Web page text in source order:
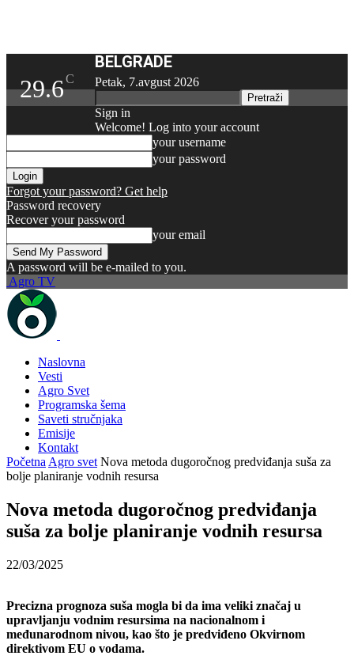
29.6C
BELGRADE
Petak, 7.avgust 2026
Sign in
Welcome! Log into your account
your username
your password
Forgot your password? Get help
Password recovery
Recover your password
your email
A password will be e-mailed to you.
Agro TV
Naslovna
Vesti
Agro Svet
Programska šema
Saveti stručnjaka
Emisije
Kontakt
Početna Agro svet Nova metoda dugoročnog predviđanja suša za
bolje planiranje vodnih resursa
Nova metoda dugoročnog predviđanja
suša za bolje planiranje vodnih resursa
22/03/2025
Precizna prognoza suša mogla bi da ima veliki značaj u
upravljanju vodnim resursima na nacionalnom i
međunarodnom nivou, kao što je predviđeno Okvirnom
direktivom EU o vodama.